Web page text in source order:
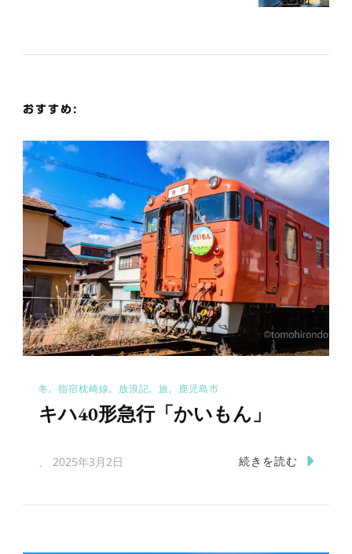
ー
ン
おすすめ:
冬 指宿枕崎線 放浪記 旅 鹿児島市
キハ40形急行「かいもん」
2025年3月2日 続きを読む